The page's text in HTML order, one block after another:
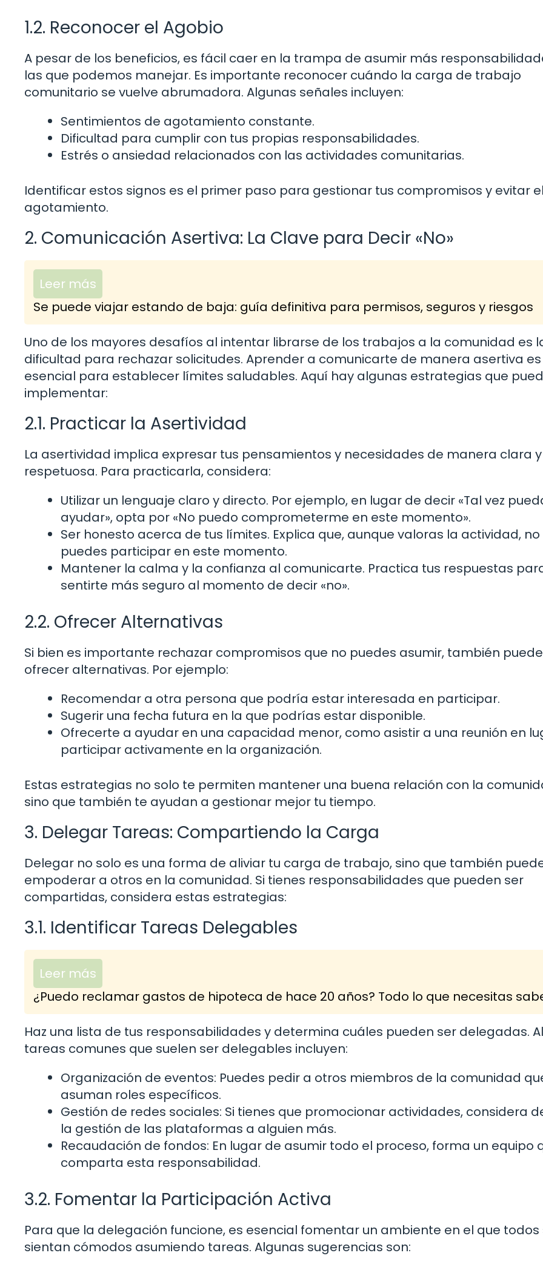
1.2. Reconocer el Agobio
A pesar de los beneficios, es fácil caer en la trampa de asumir más
las que podemos manejar. Es importante reconocer cuándo la carga de trabajo
comunitario se vuelve abrumadora. Algunas señales incluyen:
Sentimientos de agotamiento constante.
Dificultad para cumplir con tus propias responsabilidades.
Estrés o ansiedad relacionados con las actividades comunitarias.
Identificar estos signos es el primer paso para gestionar tus compromisos y evitar el
agotamiento.
2. Comunicación Asertiva: La Clave para Decir «No»
Leer más
Se puede viajar estando de baja: guía definitiva para permisos, seguros y riesgos
Uno de los mayores desafíos al intentar librarse de los trabajos a la comunidad es
dificultad para rechazar solicitudes. Aprender a comunicarte de manera asertiva es
esencial para establecer límites saludables. Aquí hay algunas estrategias que
implementar:
2.1. Practicar la Asertividad
La asertividad implica expresar tus pensamientos y necesidades de manera clara y
respetuosa. Para practicarla, considera:
Utilizar un lenguaje claro y directo. Por ejemplo, en lugar de decir «Tal vez
ayudar», opta por «No puedo comprometerme en este momento».
Ser honesto acerca de tus límites. Explica que, aunque valoras la actividad, no
puedes participar en este momento.
Mantener la calma y la confianza al comunicarte. Practica tus respuestas
sentirte más seguro al momento de decir «no».
2.2. Ofrecer Alternativas
Si bien es importante rechazar compromisos que no puedes asumir, también
ofrecer alternativas. Por ejemplo:
Recomendar a otra persona que podría estar interesada en participar.
Sugerir una fecha futura en la que podrías estar disponible.
Ofrecerte a ayudar en una capacidad menor, como asistir a una reunión en
participar activamente en la organización.
Estas estrategias no solo te permiten mantener una buena relación con la
sino que también te ayudan a gestionar mejor tu tiempo.
3. Delegar Tareas: Compartiendo la Carga
Delegar no solo es una forma de aliviar tu carga de trabajo, sino que también
empoderar a otros en la comunidad. Si tienes responsabilidades que pueden ser
compartidas, considera estas estrategias:
3.1. Identificar Tareas Delegables
Leer más
¿Puedo reclamar gastos de hipoteca de hace 20 años? Todo lo que necesitas
Haz una lista de tus responsabilidades y determina cuáles pueden ser delegadas.
tareas comunes que suelen ser delegables incluyen:
Organización de eventos: Puedes pedir a otros miembros de la comunidad
asuman roles específicos.
Gestión de redes sociales: Si tienes que promocionar actividades, considera
la gestión de las plataformas a alguien más.
Recaudación de fondos: En lugar de asumir todo el proceso, forma un equipo
comparta esta responsabilidad.
3.2. Fomentar la Participación Activa
Para que la delegación funcione, es esencial fomentar un ambiente en el que todos
sientan cómodos asumiendo tareas. Algunas sugerencias son: